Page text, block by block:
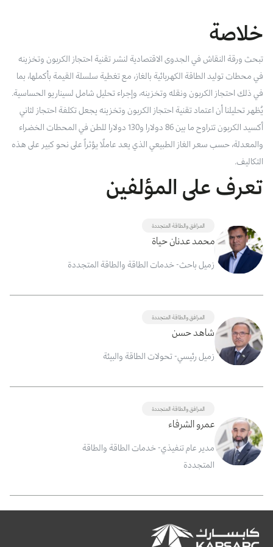
نوفر بيانات موثوقة ودقيقة في مجالي الطاقة والاقتصاد، ونتيحها للجميع.
استعرض الصور لأبرز فعالياتنا الأخيرة ومبادراتنا وشراكاتنا.
يرجى التواصل معنا للاستفسارات العامة، وفرص التعاون، والطلبات الإعلامية.
عن كابسارك
خلاصة
تبحث ورقة النقاش في الجدوى الاقتصادية لنشر تقنية احتجاز الكربون وتخزينه
في محطات توليد الطاقة الكهربائية بالغاز، مع تغطية سلسلة القيمة بأكملها، بما
في ذلك احتجاز الكربون ونقله وتخزينه، وإجراء تحليل شامل لسيناريو الحساسية.
يُظهر تحليلنا أن اعتماد تقنية احتجاز الكربون وتخزينه يجعل تكلفة احتجاز لثاني
أكسيد الكربون تتراوح ما بين 86 دولارا و130 دولارا للطن في المحطات الخضراء
والمعدلة، حسب سعر الغاز الطبيعي الذي يعد عاملًا يؤثراً على نحو كبير على هذه
التكاليف.
تعرف على المؤلفين
المرافق والطاقة المتجددة
محمد عدنان حياة
زميل باحث- خدمات الطاقة والطاقة المتجددة
المرافق والطاقة المتجددة
شاهد حسن
زميل رئيسي- تحولات الطاقة والبيئة
المرافق والطاقة المتجددة
عمرو الشرفاء
مدير عام تنفيذي- خدمات الطاقة والطاقة
المتجددة